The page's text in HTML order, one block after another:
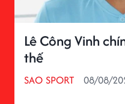
Lê Công Vinh
thế
SAO SPORT 08/08/